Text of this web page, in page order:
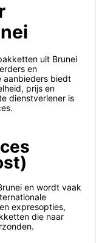
uit Brunei
en
aanbieders biedt
prijs en
dienstverlener is
en wordt vaak
expresopties,
die naar